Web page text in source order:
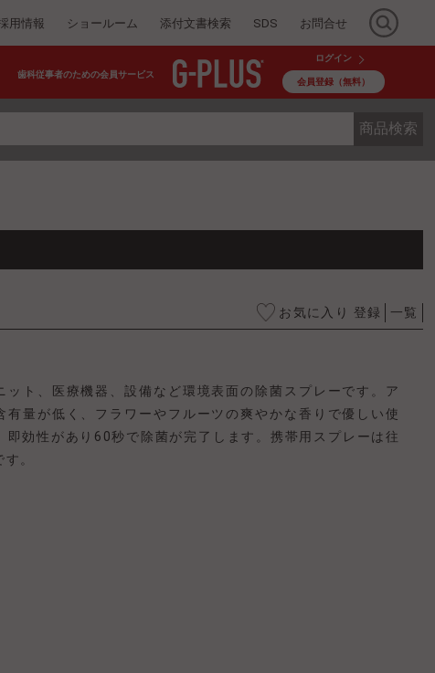
用情報 ショールーム 添付文書検索 SDS お問合せ
歯科従事者のための会員サービス
ログイン
会員登録（無料）
商品検索
お気に入り 登録 一覧
ット、医療機器、設備など環境表面の除菌スプレーです。ア
有量が低く、フラワーやフルーツの爽やかな香りで優しい使
即効性があり60秒で除菌が完了します。携帯用スプレーは往
。